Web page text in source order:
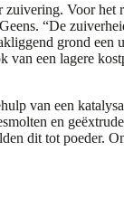
Voor
“De
grond een
van een lagere
van een
en
dit tot poeder.